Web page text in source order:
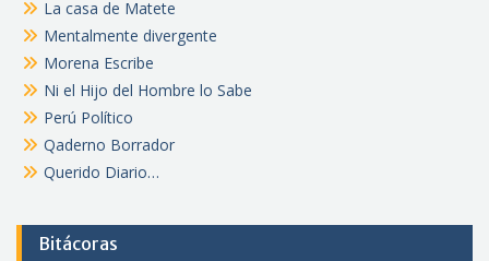
La casa de Matete
Mentalmente divergente
Morena Escribe
Ni el Hijo del Hombre lo Sabe
Perú Político
Qaderno Borrador
Querido Diario…
Bitácoras